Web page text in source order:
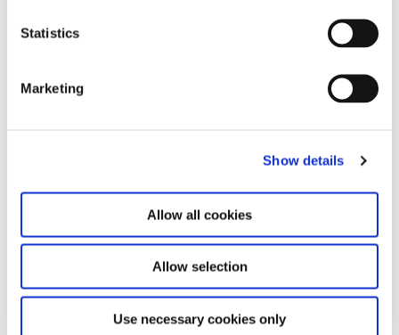
Statistics
Marketing
Show details
Allow all cookies
Allow selection
Use necessary cookies only
løbende vurderinger af konjunkturudviklingen og af
folkeretlige forpligtelser samt ansvaret for at føre
udenrigspolitikken.
Regeringen, Naalakkersuisut og Færøernes landsstyre deler
ønsket om et tæt, respektfuldt og ligestillet samarbejde om
Færøerne og Grønland. For at fremme dette fælles formål, blev
der i oktober 2021 oprettet etdansk-færøsk-grønlandsk